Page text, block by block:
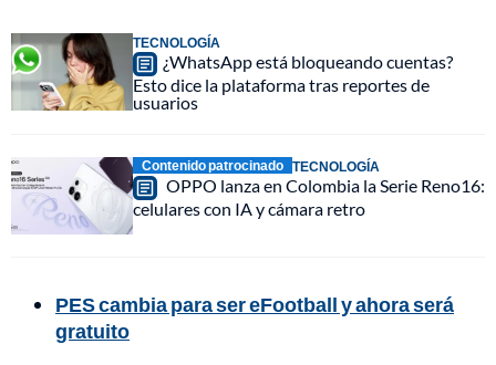
TECNOLOGÍA
¿WhatsApp está bloqueando cuentas?
Esto dice la plataforma tras reportes de
usuarios
Contenido patrocinado TECNOLOGÍA
OPPO lanza en Colombia la Serie Reno16:
celulares con IA y cámara retro
PES cambia para ser eFootball y ahora será
gratuito